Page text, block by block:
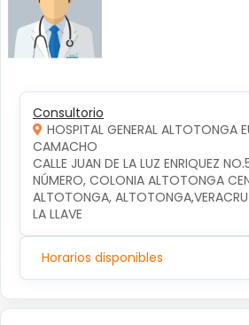
Consultorio
HOSPITAL GENERAL ALTOTONGA
CAMACHO
CALLE JUAN DE LA LUZ ENRIQUEZ
NÚMERO, COLONIA ALTOTONGA
ALTOTONGA,
LA LLAVE
Horarios disponibles